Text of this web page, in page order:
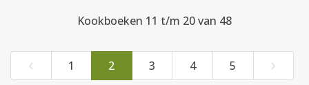
Kookboeken 11 t/m 20 van 48
‹ 1 2 3 4 5 ›